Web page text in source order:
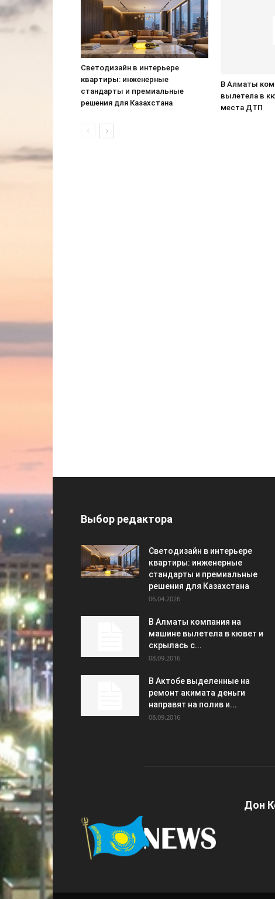
Светодизайн в интерьере
квартиры: инженерные
стандарты и премиальные
решения для Казахстана
В Алматы
вылетела в
места ДТП
Выбор редактора
Светодизайн в интерьере
квартиры: инженерные
стандарты и премиальные
решения для Казахстана
06.04.2026
В Алматы компания на
машине вылетела в кювет и
скрылась с...
08.09.2016
В Актобе выделенные на
ремонт акимата деньги
направят на полив и...
08.09.2016
Дон